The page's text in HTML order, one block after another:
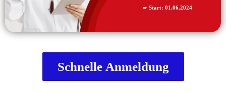
➨ Start: 01.06.2024
Schnelle Anmeldung